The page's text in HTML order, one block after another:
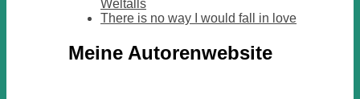
Weltalls
There is no way I would fall in love
Meine Autorenwebsite